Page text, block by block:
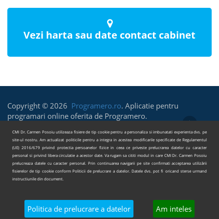
Vezi harta sau date contact cabinet
CMI Dr. Carmen Posoiu utilizeaza fisiere de tip cookie pentru a personaliza si imbunatati experienta dvs. pe
site-ul nostru. Am actualizat politicile pentru a integra in acestea modificarile specificate de Regulamentul
(UE) 2016/679 privind protectia persoanelor fizice in ceea ce priveste prelucrarea datelor cu caracter
personal si privind libera circulatie a acestor date. Va rugam sa cititi modul in care CMI Dr. Carmen Posoiu
prelucreaza datele cu caracter personal. Prin continuarea navigarii pe site confirmati acceptarea utilizării
fisierelor de tip cookie conform Politicii de prelucrare a datelor. Datele dvs. pot fi oricand sterse urmand
instructiunile din document.
Politica de prelucrare a datelor Am inteles
Copyright © 2026 Programero.ro. Aplicatie pentru
programari online oferita de Programero.
Termeni si Conditii
Politica de prelucrare a datelor